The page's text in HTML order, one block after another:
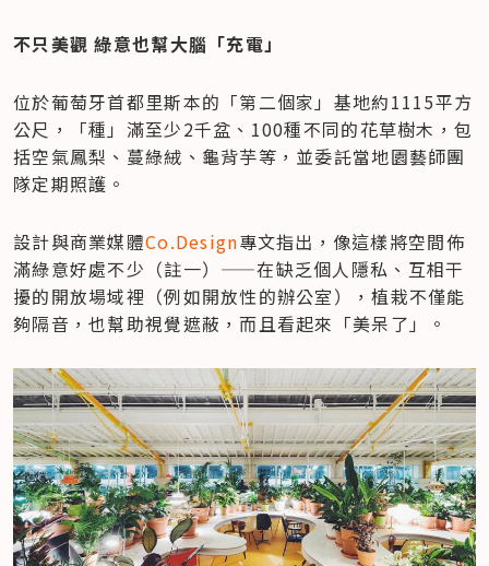
不只美觀 綠意也幫大腦「充電」
位於葡萄牙首都里斯本的「第二個家」基地約1115平方
公尺，「種」滿至少2千盆、100種不同的花草樹木，包
括空氣鳳梨、蔓綠絨、龜背芋等，並委託當地園藝師團
隊定期照護。
設計與商業媒體Co.Design專文指出，像這樣將空間佈
滿綠意好處不少（註一）——在缺乏個人隱私、互相干
擾的開放場域裡（例如開放性的辦公室），植栽不僅能
夠隔音，也幫助視覺遮蔽，而且看起來「美呆了」。